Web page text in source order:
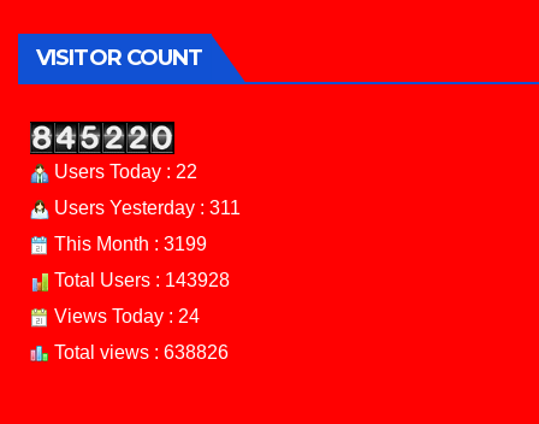
VISITOR COUNT
Users Today : 22
Users Yesterday : 311
This Month : 3199
Total Users : 143928
Views Today : 24
Total views : 638826